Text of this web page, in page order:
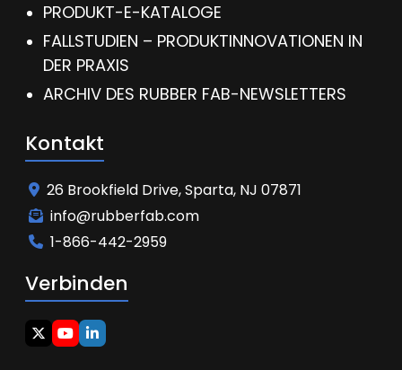
PRODUKT-E-KATALOGE
FALLSTUDIEN – PRODUKTINNOVATIONEN IN
DER PRAXIS
ARCHIV DES RUBBER FAB-NEWSLETTERS
Kontakt
26 Brookfield Drive, Sparta, NJ 07871
info@rubberfab.com
1-866-442-2959
Verbinden